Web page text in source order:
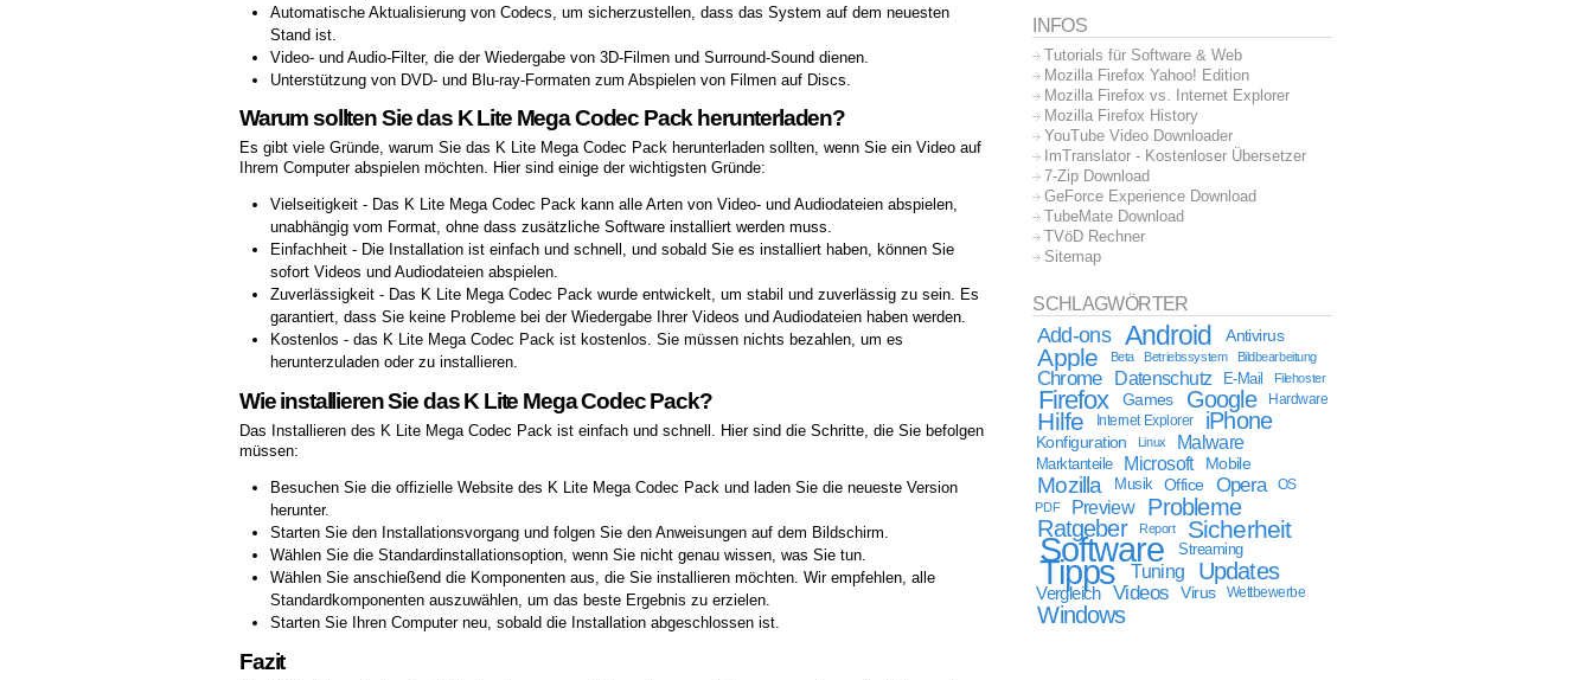
Automatische Aktualisierung von Codecs, um sicherzustellen, dass das System auf dem neuesten
Stand ist.
Video- und Audio-Filter, die der Wiedergabe von 3D-Filmen und Surround-Sound dienen.
Unterstützung von DVD- und Blu-ray-Formaten zum Abspielen von Filmen auf Discs.
Warum sollten Sie das K Lite Mega Codec Pack herunterladen?
Es gibt viele Gründe, warum Sie das K Lite Mega Codec Pack herunterladen sollten, wenn Sie ein Video auf
Ihrem Computer abspielen möchten. Hier sind einige der wichtigsten Gründe:
Vielseitigkeit - Das K Lite Mega Codec Pack kann alle Arten von Video- und Audiodateien abspielen,
unabhängig vom Format, ohne dass zusätzliche Software installiert werden muss.
Einfachheit - Die Installation ist einfach und schnell, und sobald Sie es installiert haben, können Sie
sofort Videos und Audiodateien abspielen.
Zuverlässigkeit - Das K Lite Mega Codec Pack wurde entwickelt, um stabil und zuverlässig zu sein. Es
garantiert, dass Sie keine Probleme bei der Wiedergabe Ihrer Videos und Audiodateien haben werden.
Kostenlos - das K Lite Mega Codec Pack ist kostenlos. Sie müssen nichts bezahlen, um es
herunterzuladen oder zu installieren.
Wie installieren Sie das K Lite Mega Codec Pack?
Das Installieren des K Lite Mega Codec Pack ist einfach und schnell. Hier sind die Schritte, die Sie befolgen
müssen:
Besuchen Sie die offizielle Website des K Lite Mega Codec Pack und laden Sie die neueste Version
herunter.
Starten Sie den Installationsvorgang und folgen Sie den Anweisungen auf dem Bildschirm.
Wählen Sie die Standardinstallationsoption, wenn Sie nicht genau wissen, was Sie tun.
Wählen Sie anschießend die Komponenten aus, die Sie installieren möchten. Wir empfehlen, alle
Standardkomponenten auszuwählen, um das beste Ergebnis zu erzielen.
Starten Sie Ihren Computer neu, sobald die Installation abgeschlossen ist.
Fazit
INFOS
Tutorials für Software & Web
Mozilla Firefox Yahoo! Edition
Mozilla Firefox vs. Internet Explorer
Mozilla Firefox History
YouTube Video Downloader
ImTranslator - Kostenloser Übersetzer
7-Zip Download
GeForce Experience Download
TubeMate Download
TVöD Rechner
Sitemap
SCHLAGWÖRTER
Add-ons Android Antivirus
Apple Beta Betriebssystem Bildbearbeitung
Chrome Datenschutz E-Mail Filehoster
Firefox Games Google Hardware
Hilfe Internet Explorer iPhone
Konfiguration Linux Malware
Marktanteile Microsoft Mobile
Mozilla Musik Office Opera
OS
PDF
Preview
Probleme
Ratgeber
Report Sicherheit
Software Streaming
Tipps Tuning Updates
Vergleich Videos Virus Wettbewerbe
Windows